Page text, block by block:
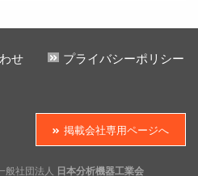
せ プライバシーポリシー
掲載会社専用ページへ
般社団法人 日本分析機器工業会